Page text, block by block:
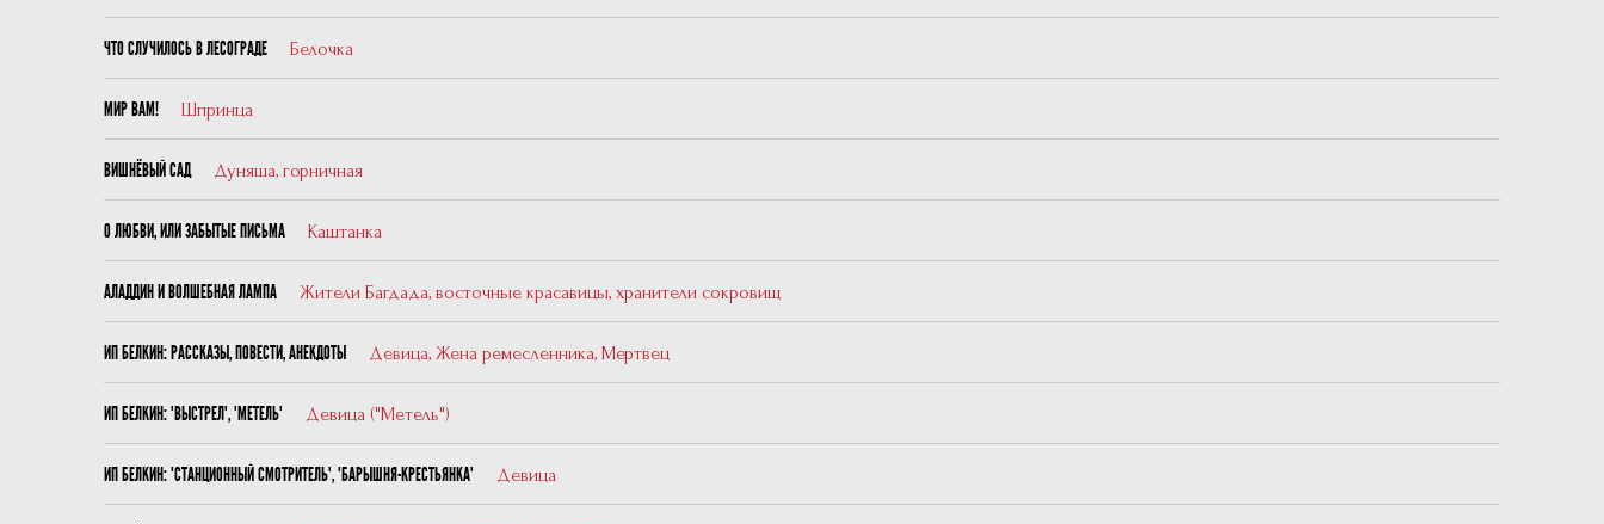
ЧТО СЛУЧИЛОСЬ В ЛЕСОГРАДЕ Белочка
МИР ВАМ! Шпринца
ВИШНЁВЫЙ САД Дуняша, горничная
О ЛЮБВИ, ИЛИ ЗАБЫТЫЕ ПИСЬМА Каштанка
АЛАДДИН И ВОЛШЕБНАЯ ЛАМПА Жители Багдада, восточные красавицы, хранители сокровищ
ИП БЕЛКИН: РАССКАЗЫ, ПОВЕСТИ, АНЕКДОТЫ Девица, Жена ремесленника, Мертвец
ИП БЕЛКИН: "ВЫСТРЕЛ", "МЕТЕЛЬ" Девица ("Метель")
ИП БЕЛКИН: "СТАНЦИОННЫЙ СМОТРИТЕЛЬ", "БАРЫШНЯ-КРЕСТЬЯНКА" Девица